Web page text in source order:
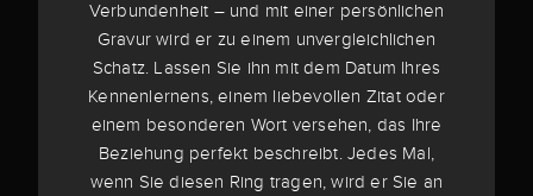
Verbundenheit – und mit einer persönlichen
Gravur wird er zu einem unvergleichlichen
Schatz. Lassen Sie ihn mit dem Datum Ihres
Kennenlernens, einem liebevollen Zitat oder
einem besonderen Wort versehen, das Ihre
Beziehung perfekt beschreibt. Jedes Mal,
wenn Sie diesen Ring tragen, wird er Sie an